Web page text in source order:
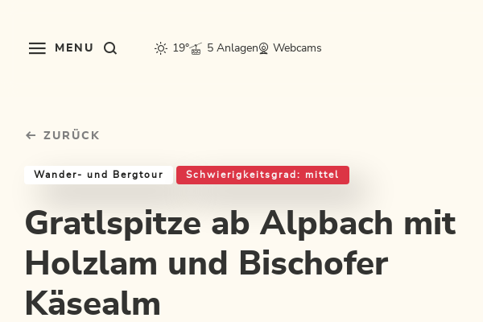
MENU 19° 5 Anlagen Webcams
ZURÜCK
Wander- und Bergtour Schwierigkeitsgrad: mittel
Gratlspitze ab Alpbach mit
Holzlam und Bischofer
Käsealm